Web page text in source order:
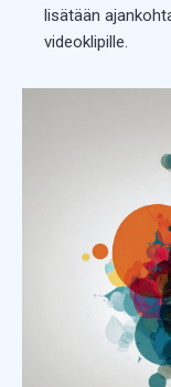
lisätään
videoklipille.